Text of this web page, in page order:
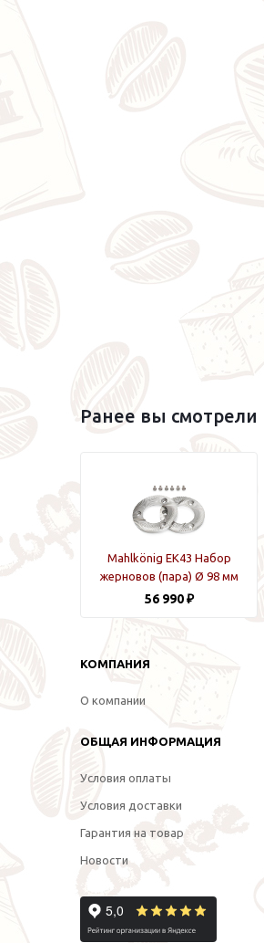
Ранее вы смотрели
Mahlkönig EK43 Набор
жерновов (пара) Ø 98 мм
56 990 ₽
КОМПАНИЯ
О компании
ОБЩАЯ ИНФОРМАЦИЯ
Условия оплаты
Условия доставки
Гарантия на товар
Новости